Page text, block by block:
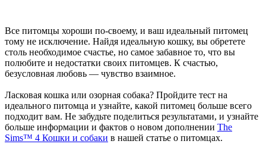
Все питомцы хороши по-своему, и ваш идеальный питомец
тому не исключение. Найдя идеальную кошку, вы обретете
столь необходимое счастье, но самое забавное то, что вы
полюбите и недостатки своих питомцев. К счастью,
безусловная любовь — чувство взаимное.
Ласковая кошка или озорная собака? Пройдите тест на
идеального питомца и узнайте, какой питомец больше всего
подходит вам. Не забудьте поделиться результатами, и узнайте
больше информации и фактов о новом дополнении The
Sims™ 4 Кошки и собаки в нашей статье о питомцах.